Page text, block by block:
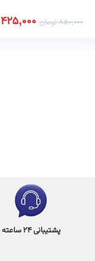
850,000تومان 425,000
پشتیبانی 24 ساعته